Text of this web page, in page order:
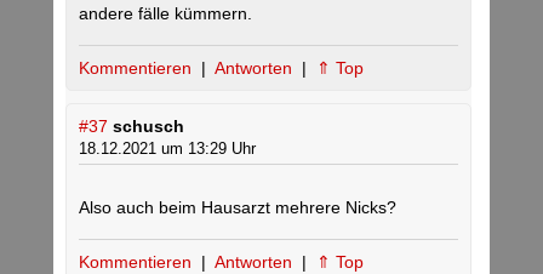
andere fälle kümmern.
Kommentieren | Antworten | ⇑ Top
#37 schusch
18.12.2021 um 13:29 Uhr
Also auch beim Hausarzt mehrere Nicks?
Kommentieren | Antworten | ⇑ Top